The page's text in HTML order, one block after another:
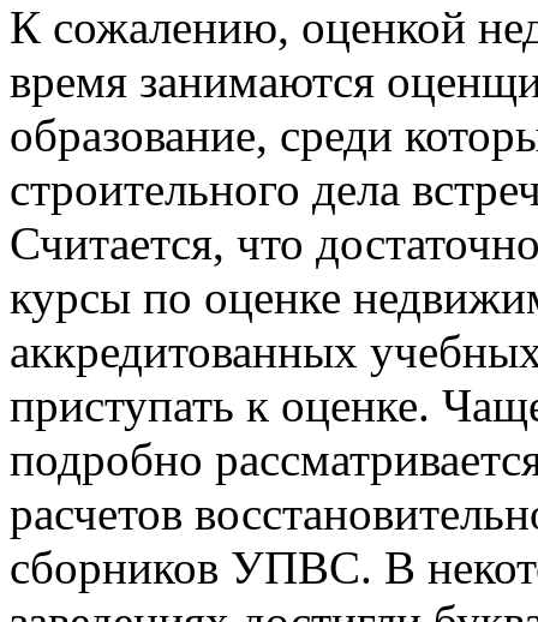
К сожалению, оценкой
время занимаются
образование, среди
строительного дела
Считается, что
курсы по оценке
аккредитованных
приступать к оценке.
подробно
расчетов
сборников УПВС. В